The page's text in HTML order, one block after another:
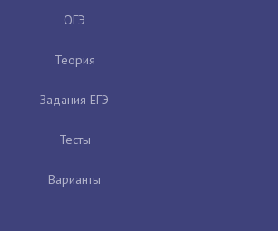
ОГЭ
Теория
Задания ЕГЭ
Тесты
Варианты